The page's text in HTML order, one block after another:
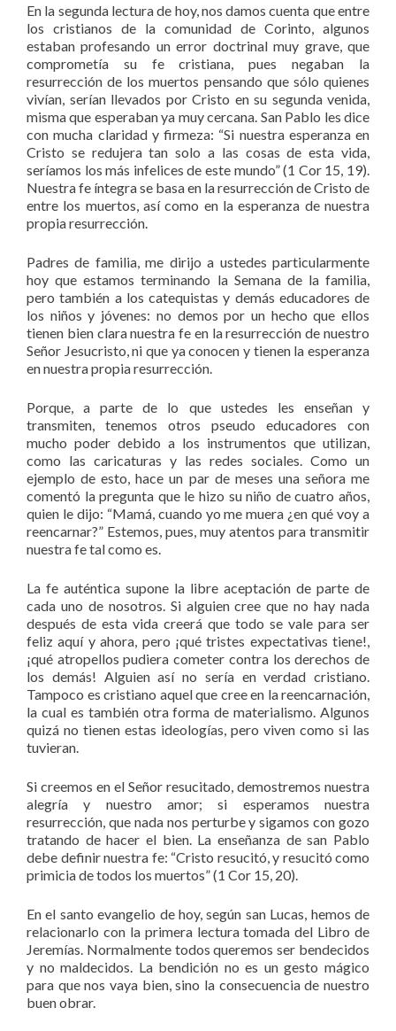
En la segunda lectura de hoy, nos damos cuenta que entre
los cristianos de la comunidad de Corinto, algunos
estaban profesando un error doctrinal muy grave, que
comprometía su fe cristiana, pues negaban la
resurrección de los muertos pensando que sólo quienes
vivían, serían llevados por Cristo en su segunda venida,
misma que esperaban ya muy cercana. San Pablo les dice
con mucha claridad y firmeza: “Si nuestra esperanza en
Cristo se redujera tan solo a las cosas de esta vida,
seríamos los más infelices de este mundo” (1 Cor 15, 19).
Nuestra fe íntegra se basa en la resurrección de Cristo de
entre los muertos, así como en la esperanza de nuestra
propia resurrección.
Padres de familia, me dirijo a ustedes particularmente
hoy que estamos terminando la Semana de la familia,
pero también a los catequistas y demás educadores de
los niños y jóvenes: no demos por un hecho que ellos
tienen bien clara nuestra fe en la resurrección de nuestro
Señor Jesucristo, ni que ya conocen y tienen la esperanza
en nuestra propia resurrección.
Porque, a parte de lo que ustedes les enseñan y
transmiten, tenemos otros pseudo educadores con
mucho poder debido a los instrumentos que utilizan,
como las caricaturas y las redes sociales. Como un
ejemplo de esto, hace un par de meses una señora me
comentó la pregunta que le hizo su niño de cuatro años,
quien le dijo: “Mamá, cuando yo me muera ¿en qué voy a
reencarnar?” Estemos, pues, muy atentos para transmitir
nuestra fe tal como es.
La fe auténtica supone la libre aceptación de parte de
cada uno de nosotros. Si alguien cree que no hay nada
después de esta vida creerá que todo se vale para ser
feliz aquí y ahora, pero ¡qué tristes expectativas tiene!,
¡qué atropellos pudiera cometer contra los derechos de
los demás! Alguien así no sería en verdad cristiano.
Tampoco es cristiano aquel que cree en la reencarnación,
la cual es también otra forma de materialismo. Algunos
quizá no tienen estas ideologías, pero viven como si las
tuvieran.
Si creemos en el Señor resucitado, demostremos nuestra
alegría y nuestro amor; si esperamos nuestra
resurrección, que nada nos perturbe y sigamos con gozo
tratando de hacer el bien. La enseñanza de san Pablo
debe definir nuestra fe: “Cristo resucitó, y resucitó como
primicia de todos los muertos” (1 Cor 15, 20).
En el santo evangelio de hoy, según san Lucas, hemos de
relacionarlo con la primera lectura tomada del Libro de
Jeremías. Normalmente todos queremos ser bendecidos
y no maldecidos. La bendición no es un gesto mágico
para que nos vaya bien, sino la consecuencia de nuestro
buen obrar.